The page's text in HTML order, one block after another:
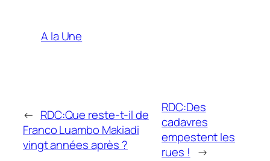
A la Une
← RDC:Que reste-t-il de
Franco Luambo Makiadi
vingt années après ?
RDC:Des
cadavres
empestent les
rues ! →